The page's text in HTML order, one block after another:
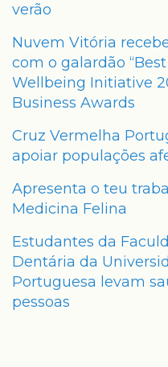
verão
Nuvem Vitória
com o galardão
Wellbeing Initiative
Business Awards
Cruz Vermelha
apoiar populações
Apresenta o teu
Medicina Felina
Estudantes da
Dentária da
Portuguesa levam
pessoas